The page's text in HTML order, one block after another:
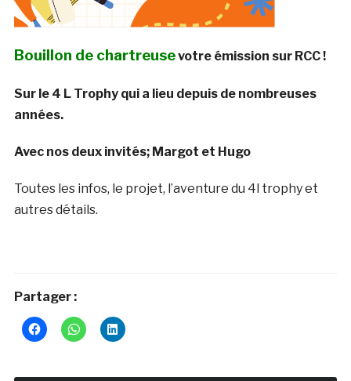
Bouillon de chartreusevotre émission sur RCC !
Sur le 4 L Trophy qui a lieu depuis de nombreuses
années.
Avec nos deux invités; Margot et Hugo
Toutes les infos, le projet, l’aventure du 4l trophy et
autres détails.
Partager :